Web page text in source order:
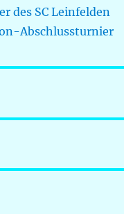
des SC Leinfelden
Abschlussturnier